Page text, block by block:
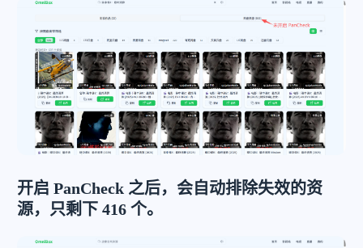
开启 PanCheck 之后，会自动排除失效的资
源，只剩下 416 个。